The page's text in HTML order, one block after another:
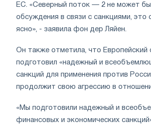
ЕС. «Северный поток — 2 не может
обсуждения в связи с санкциями, это
ясно», - заявила фон дер Ляйен.
Он также отметила, что Европейский
подготовил «надежный и
санкций для применения против
продолжит свою агрессию в
«Мы подготовили надежный и
финансовых и экономических